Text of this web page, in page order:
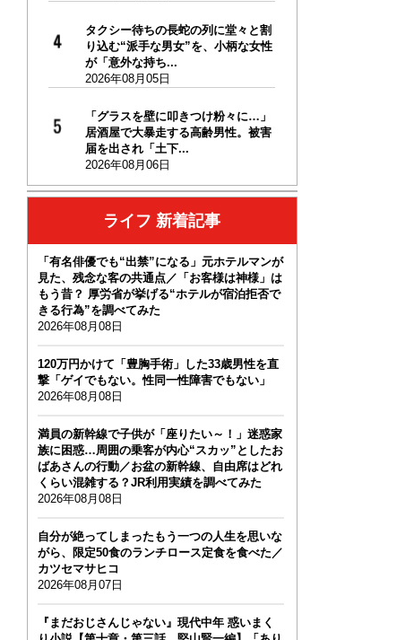
タクシー待ちの長蛇の列に堂々と割
り込む“派手な男女”を、小柄な女性
が「意外な持ち...
2026年08月05日
「グラスを壁に叩きつけ粉々に…」
居酒屋で大暴走する高齢男性。被害
届を出され「土下...
2026年08月06日
ライフ 新着記事
「有名俳優でも“出禁”になる」元ホテルマンが
見た、残念な客の共通点／「お客様は神様」は
もう昔？ 厚労省が挙げる“ホテルが宿泊拒否で
きる行為”を調べてみた
2026年08月08日
120万円かけて「豊胸手術」した33歳男性を直
撃「ゲイでもない。性同一性障害でもない」
2026年08月08日
満員の新幹線で子供が「座りたい～！」迷惑家
族に困惑…周囲の乗客が内心“スカッ”としたお
ばあさんの行動／お盆の新幹線、自由席はどれ
くらい混雑する？JR利用実績を調べてみた
2026年08月08日
自分が絶ってしまったもう一つの人生を思いな
がら、限定50食のランチロース定食を食べた／
カツセマサヒコ
2026年08月07日
『まだおじさんじゃない』現代中年 惑いまく